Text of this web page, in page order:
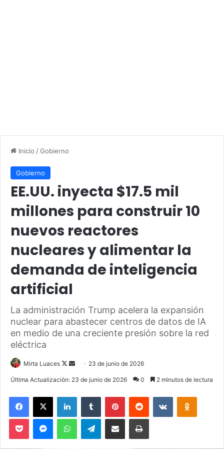
Inicio /Gobierno
Gobierno
EE.UU. inyecta $17.5 mil
millones para construir 10
nuevos reactores
nucleares y alimentar la
demanda de inteligencia
artificial
La administración Trump acelera la expansión
nuclear para abastecer centros de datos de IA
en medio de una creciente presión sobre la red
eléctrica
Mirta Luaces
F
l
o
d
23 de junio de 2026
Última Actualización: 23 de junio de 2026 0 2 minutos de lectura
Telegram